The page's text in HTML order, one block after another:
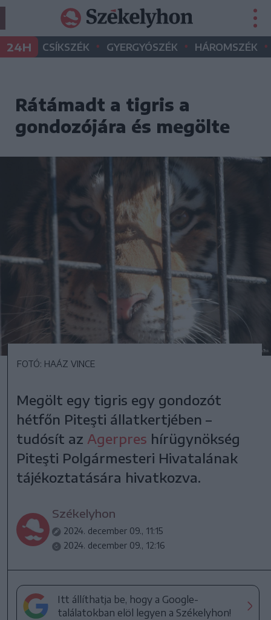
24H CSÍKSZÉK • GYERGYÓSZÉK • HÁROMSZÉK •
Rátámadt a tigris a
gondozójára és megölte
FOTÓ: HAÁZ VINCE
Megölt egy tigris egy gondozót
hétfőn Piteşti állatkertjében –
tudósít az Agerpres hírügynökség
Piteşti Polgármesteri Hivatalának
tájékoztatására hivatkozva.
Székelyhon
2024. december 09., 11:15
2024. december 09., 12:16
Itt állíthatja be, hogy a Google-
találatokban elöl legyen a Székelyhon!